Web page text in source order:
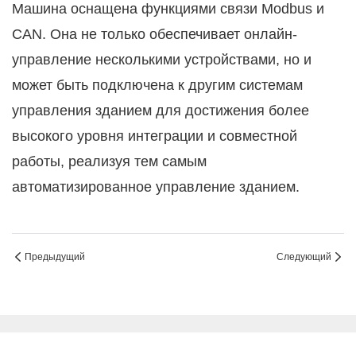
Машина оснащена функциями связи Modbus и
CAN. Она не только обеспечивает онлайн-
управление несколькими устройствами, но и
может быть подключена к другим системам
управления зданием для достижения более
высокого уровня интеграции и совместной
работы, реализуя тем самым
автоматизированное управление зданием.
Предыдущий Следующий